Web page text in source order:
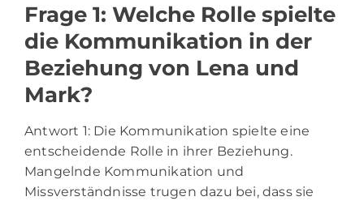
Frage 1: Welche Rolle spielte
die Kommunikation in der
Beziehung von Lena und
Mark?
Antwort 1: Die Kommunikation spielte eine
entscheidende Rolle in ihrer Beziehung.
Mangelnde Kommunikation und
Missverständnisse trugen dazu bei, dass sie